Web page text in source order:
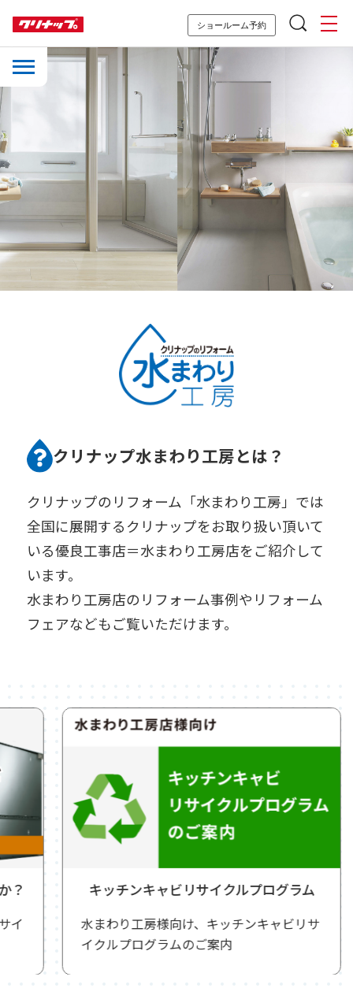
ショールーム予約
クリナップ水まわり工房とは？
クリナップのリフォーム「水まわり工房」では
全国に展開するクリナップをお取り扱い頂いて
いる優良工事店＝水まわり工房店をご紹介して
います。
水まわり工房店のリフォーム事例やリフォーム
フェアなどもご覧いただけます。
キッチンキャビリサイクルプログラム
水まわり工房様向け、キッチンキャビリサ
イクルプログラムのご案内